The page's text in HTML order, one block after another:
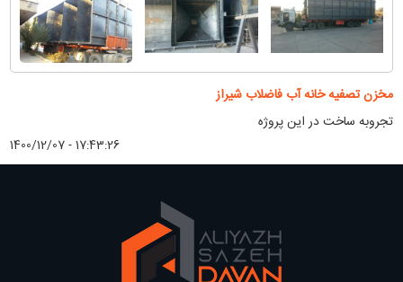
مخزن تصفیه خانه آب فاضلاب شیراز
تجروبه ساخت در این پروژه
1400/12/07 - 17:43:26